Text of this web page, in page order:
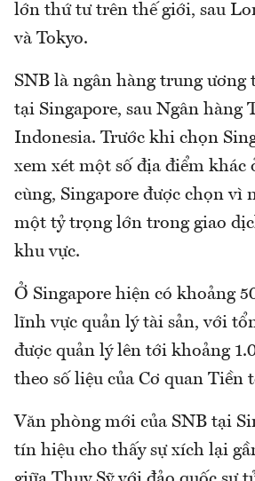
lớn thứ tư trên thế giới, sau
và Tokyo.
SNB là ngân hàng trung ương
tại Singapore, sau Ngân hàng
Indonesia. Trước khi chọn
xem xét một số địa điểm khác
cùng, Singapore được chọn vì
một tỷ trọng lớn trong giao
khu vực.
Ở Singapore hiện có khoảng
lĩnh vực quản lý tài sản, với
được quản lý lên tới khoảng
theo số liệu của Cơ quan Tiền
Văn phòng mới của SNB tại
tín hiệu cho thấy sự xích lại